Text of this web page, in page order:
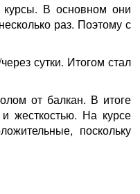
курсы. В основном они
раз. Поэтому с
сутки. Итогом стал
от балкан. В итоге
жесткостью. На курсе
поскольку